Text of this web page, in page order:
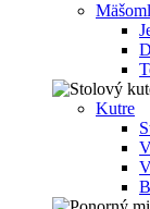
Kutre